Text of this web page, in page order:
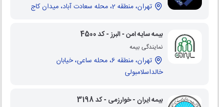
تهران، منطقه 2، محله سعادت آباد، میدان کاج
بیمه سایه امن - البرز - کد 4500
نمایندگی بیمه
تهران، منطقه 6، محله ساعی، خیابان
خالداسلامبولی
بیمه ایران - خوارزمی - کد 3198